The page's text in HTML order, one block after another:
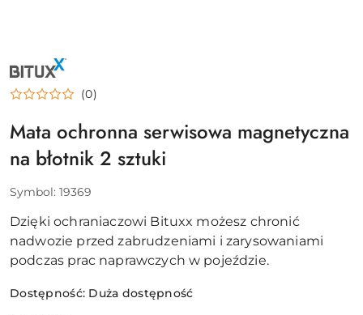
NAZWA
PRODUCENTA:
BITUXX
(0)
Mata ochronna serwisowa magnetyczna
na błotnik 2 sztuki
Symbol: 19369
Dzięki ochraniaczowi Bituxx możesz chronić
nadwozie przed zabrudzeniami i zarysowaniami
podczas prac naprawczych w pojeździe.
Dostępność: Duża dostępność